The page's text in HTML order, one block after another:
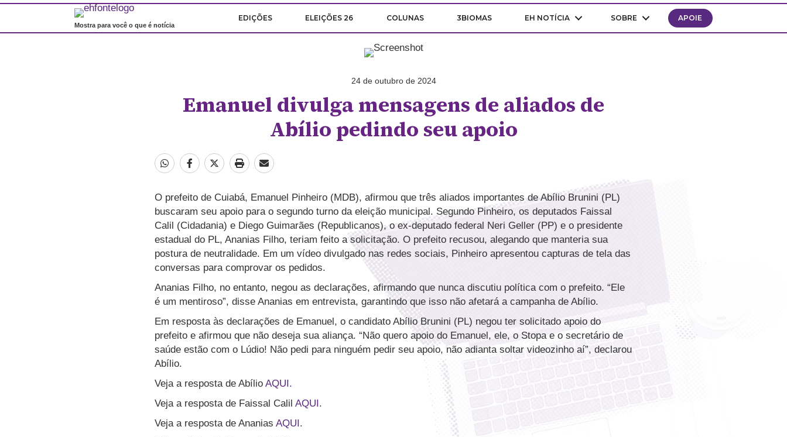
Mostra para você o que é notícia
EDIÇÕES ELEIÇÕES 26 COLUNAS 3BIOMAS EH NOTÍCIA SOBRE APOIE
24 de outubro de 2024
Emanuel divulga mensagens de aliados de
Abílio pedindo seu apoio
O prefeito de Cuiabá, Emanuel Pinheiro (MDB), afirmou que três aliados importantes de Abílio Brunini (PL)
buscaram seu apoio para o segundo turno da eleição municipal. Segundo Pinheiro, os deputados Faissal
Calil (Cidadania) e Diego Guimarães (Republicanos), o ex-deputado federal Neri Geller (PP) e o presidente
estadual do PL, Ananias Filho, teriam feito a solicitação. O prefeito recusou, alegando que manteria sua
postura de neutralidade. Em um vídeo divulgado nas redes sociais, Pinheiro apresentou capturas de tela das
conversas para comprovar os pedidos.
Ananias Filho, no entanto, negou as declarações, afirmando que nunca discutiu política com o prefeito. “Ele
é um mentiroso”, disse Ananias em entrevista, garantindo que isso não afetará a campanha de Abílio.
Em resposta às declarações de Emanuel, o candidato Abílio Brunini (PL) negou ter solicitado apoio do
prefeito e afirmou que não deseja sua aliança. “Não quero apoio do Emanuel, ele, o Stopa e o secretário de
saúde estão com o Lúdio! Não pedi para ninguém pedir seu apoio, não adianta soltar videozinho aí”, declarou
Abílio.
Veja a resposta de Abílio AQUI.
Veja a resposta de Faissal Calil AQUI.
Veja a resposta de Ananias AQUI.